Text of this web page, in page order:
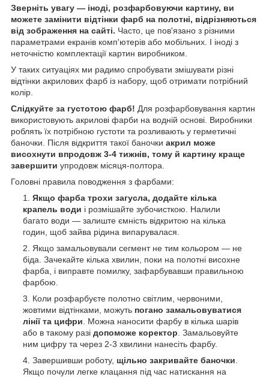
Зверніть увагу — іноді, розфарбовуючи картину, ви
можете замінити відтінки фарб на полотні, відрізняються
від зображення на сайті. Часто, це пов'язано з різними
параметрами екранів комп'ютерів або мобільних. І іноді з
неточністю комплектації картин виробником.
У таких ситуаціях ми радимо спробувати змішувати різні
відтінки акрилових фарб із набору, щоб отримати потрібний
колір.
Слідкуйте за густотою фарб! Для розфарбовування картин
використовують акрилові фарби на водній основі. Виробники
роблять їх потрібною густоти та розливають у герметичні
баночки. Після відкриття такої баночки акрил може
висохнути впродовж 3-4 тижнів, тому й картину краще
завершити упродовж місяця-полтора.
Головні правила поводження з фарбами:
Якщо фарба трохи загусла, додайте кілька
крапель води і розмішайте зубочисткою. Налили
багато води — залиште ємність відкритою на кілька
годин, щоб зайва рідина випарувалася.
Якщо замальовували сегмент не тим кольором — не
біда. Зачекайте кілька хвилин, поки на полотні висохне
фарба, і виправте помилку, зафарбувавши правильною
фарбою.
Коли розфарбуєте полотно світлим, червоними,
жовтими відтінками, можуть погано замальовуватися
лінії та цифри . Можна наносити фарбу в кілька шарів
або в такому разі допоможе коректор . Замальовуйте
ним цифру та через 2-3 хвилини нанесіть фарбу.
Завершивши роботу, щільно закривайте баночки
Якщо почули легке клацання під час натискання на